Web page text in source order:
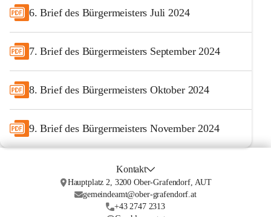
6. Brief des Bürgermeisters Juli 2024
7. Brief des Bürgermeisters September 2024
8. Brief des Bürgermeisters Oktober 2024
9. Brief des Bürgermeisters November 2024
Kontakt
Hauptplatz 2, 3200 Ober-Grafendorf, AUT
gemeindeamt@ober-grafendorf.at
+43 2747 2313